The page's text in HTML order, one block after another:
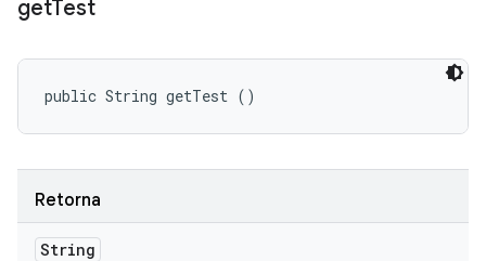
getTest
public String getTest ()
Retorna
String